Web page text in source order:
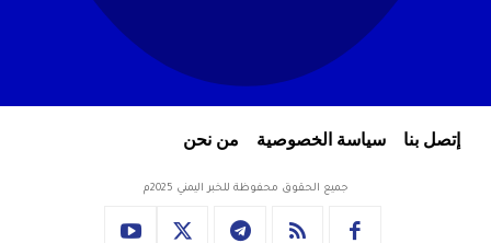
إتصل بنا سياسة الخصوصية من نحن
جميع الحقوق محفوظة للخبر اليمني 2025م